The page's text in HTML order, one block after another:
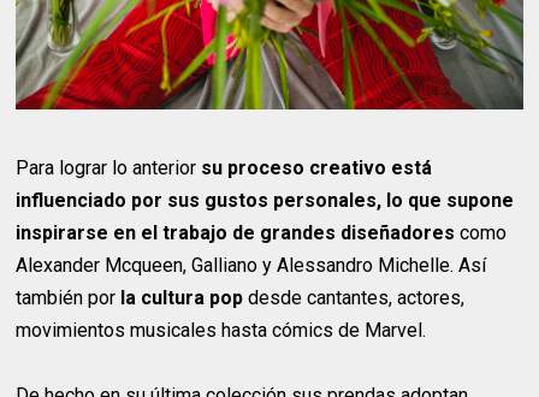
Para lograr lo anterior su proceso creativo está
influenciado por sus gustos personales, lo que supone
inspirarse en el trabajo de grandes diseñadores como
Alexander Mcqueen, Galliano y Alessandro Michelle. Así
también por la cultura popdesde cantantes, actores,
movimientos musicales hasta cómics de Marvel.